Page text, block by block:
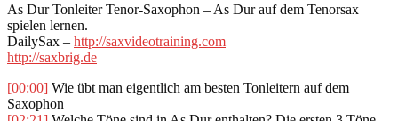
As Dur Tonleiter Tenor-Saxophon – As Dur auf dem Tenorsax
spielen lernen.
DailySax – http://saxvideotraining.com
http://saxbrig.de
[00:00] Wie übt man eigentlich am besten Tonleitern auf dem
Saxophon